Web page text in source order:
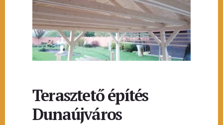
Terasztető építés
Dunaújváros